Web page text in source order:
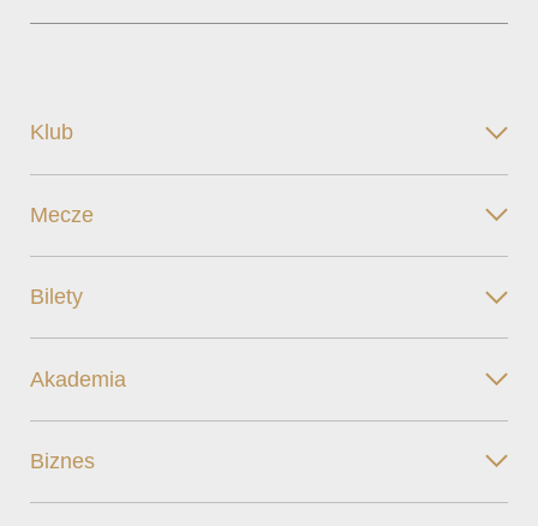
Klub
Mecze
Bilety
Akademia
Biznes